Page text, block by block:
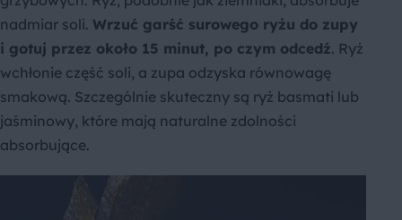
nadmiar soli. Wrzuć garść surowego ryżu do zupy
i gotuj przez około 15 minut, po czym odcedź. Ryż
wchłonie część soli, a zupa odzyska równowagę
smakową. Szczególnie skuteczny są ryż basmati lub
jaśminowy, które mają naturalne zdolności
absorbujące.